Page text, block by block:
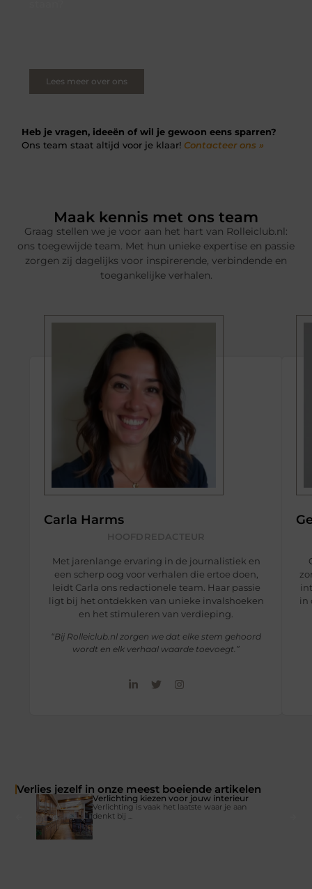
Lees meer over ons
Heb je vragen, ideeën of wil je gewoon eens sparren?
Ons team staat altijd voor je klaar! Contacteer ons »
Maak kennis met ons team
Graag stellen we je voor aan het hart van Rolleiclub.nl:
ons toegewijde team. Met hun unieke expertise en passie
zorgen zij dagelijks voor inspirerende, verbindende en
toegankelijke verhalen.
Carla Harms
Met jarenlange ervaring in de journalistiek en
een scherp oog voor verhalen die ertoe doen,
leidt Carla ons redactionele team. Haar passie
ligt bij het ontdekken van unieke invalshoeken
en het stimuleren van verdieping.
“Bij Rolleiclub.nl zorgen we dat elke stem gehoord
wordt en elk verhaal waarde toevoegt.”
in
Verlies jezelf in onze meest boeiende artikelen
Verlichting kiezen voor jouw interieur
Verlichting is vaak het laatste waar je aan
denkt bij ...